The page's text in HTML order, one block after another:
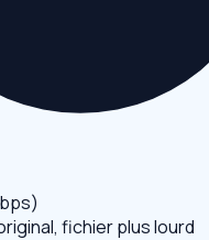
fichier plus lourd